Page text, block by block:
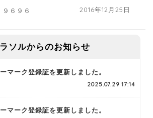
2016年12月25日
９６９６
ソルからのお知らせ
マーク登録証を更新しました。
2025.07.29 17:14
マーク登録証を更新しました。